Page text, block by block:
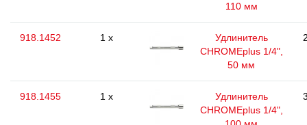
110 мм
918.1452 1 x
Удлинитель
CHROMEplus 1/4",
50 мм
918.1455 1 x
Удлинитель
CHROMEplus 1/4",